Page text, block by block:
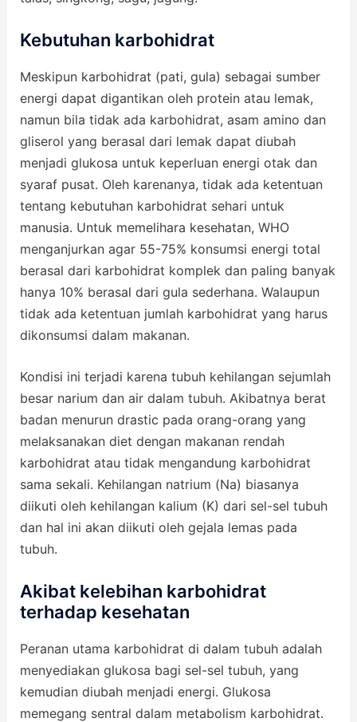
Kebutuhan karbohidrat
Meskipun karbohidrat (pati, gula) sebagai sumber
energi dapat digantikan oleh protein atau lemak,
namun bila tidak ada karbohidrat, asam amino dan
gliserol yang berasal dari lemak dapat diubah
menjadi glukosa untuk keperluan energi otak dan
syaraf pusat. Oleh karenanya, tidak ada ketentuan
tentang kebutuhan karbohidrat sehari untuk
manusia. Untuk memelihara kesehatan, WHO
menganjurkan agar 55-75% konsumsi energi total
berasal dari karbohidrat komplek dan paling banyak
hanya 10% berasal dari gula sederhana. Walaupun
tidak ada ketentuan jumlah karbohidrat yang harus
dikonsumsi dalam makanan.
Kondisi ini terjadi karena tubuh kehilangan sejumlah
besar narium dan air dalam tubuh. Akibatnya berat
badan menurun drastic pada orang-orang yang
melaksanakan diet dengan makanan rendah
karbohidrat atau tidak mengandung karbohidrat
sama sekali. Kehilangan natrium (Na) biasanya
diikuti oleh kehilangan kalium (K) dari sel-sel tubuh
dan hal ini akan diikuti oleh gejala lemas pada
tubuh.
Akibat kelebihan karbohidrat
terhadap kesehatan
Peranan utama karbohidrat di dalam tubuh adalah
menyediakan glukosa bagi sel-sel tubuh, yang
kemudian diubah menjadi energi. Glukosa
memegang sentral dalam metabolism karbohidrat.